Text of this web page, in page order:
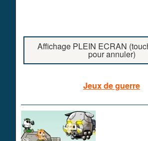
Affichage PLEIN ECRAN
pour annuler)
Jeux de guerre